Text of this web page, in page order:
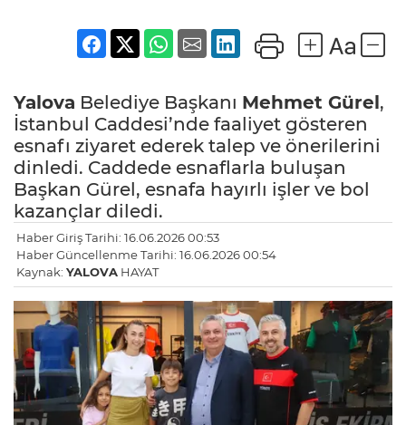
Yalova Belediye Başkanı Mehmet Gürel,
İstanbul Caddesi’nde faaliyet gösteren
esnafı ziyaret ederek talep ve önerilerini
dinledi. Caddede esnaflarla buluşan
Başkan Gürel, esnafa hayırlı işler ve bol
kazançlar diledi.
Haber Giriş Tarihi: 16.06.2026 00:53
Haber Güncellenme Tarihi: 16.06.2026 00:54
Kaynak: YALOVA HAYAT